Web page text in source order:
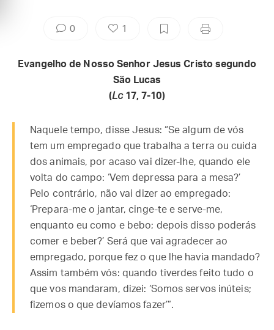
0 1
Evangelho de Nosso Senhor Jesus Cristo segundo
São Lucas
(Lc17, 7-10)
Naquele tempo, disse Jesus: “Se algum de vós
tem um empregado que trabalha a terra ou cuida
dos animais, por acaso vai dizer-lhe, quando ele
volta do campo: ‘Vem depressa para a mesa?’
Pelo contrário, não vai dizer ao empregado:
‘Prepara-me o jantar, cinge-te e serve-me,
enquanto eu como e bebo; depois disso poderás
comer e beber?’ Será que vai agradecer ao
empregado, porque fez o que lhe havia mandado?
Assim também vós: quando tiverdes feito tudo o
que vos mandaram, dizei: ‘Somos servos inúteis;
fizemos o que devíamos fazer’”.